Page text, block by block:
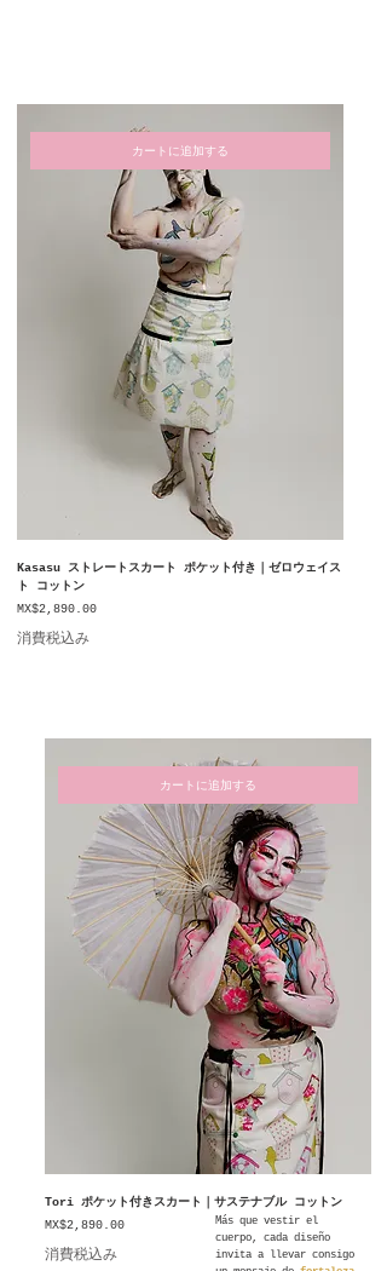
カートに追加する
Kasasu ストレートスカート ポケット付き｜ゼロウェイス
ト コットン
価格
MX$2,890.00
消費税込み
カートに追加する
Tori ポケット付きスカート｜サステナブル コットン
価格
MX$2,890.00
消費税込み
Más que vestir el
cuerpo, cada diseño
invita a llevar consigo